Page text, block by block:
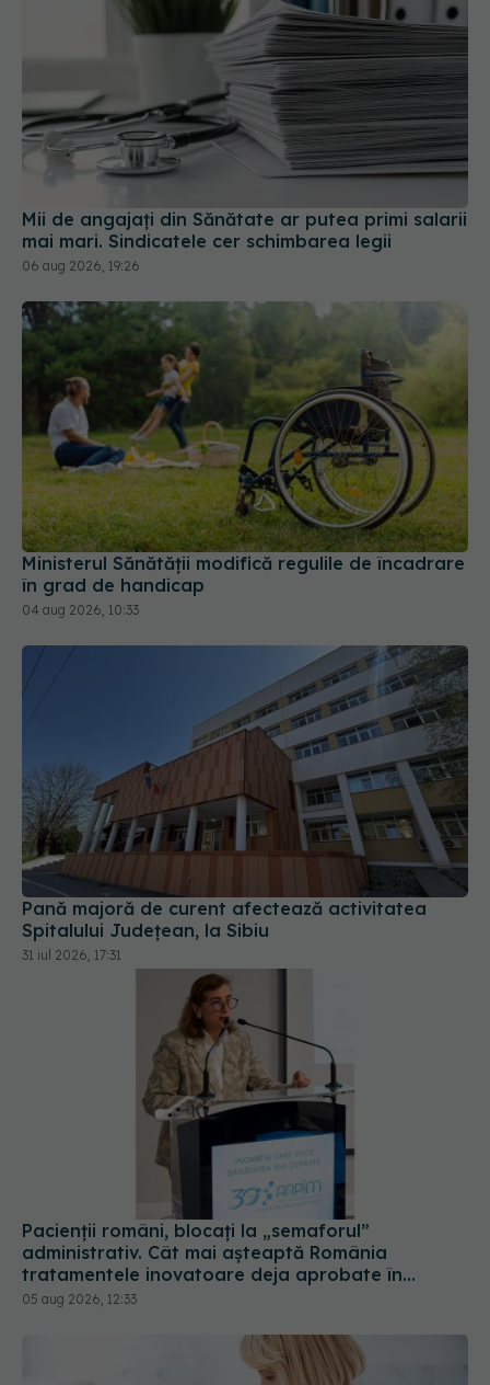
Mii de angajați din Sănătate ar putea primi salarii
mai mari. Sindicatele cer schimbarea legii
06 aug 2026, 19:26
Ministerul Sănătății modifică regulile de încadrare
în grad de handicap
04 aug 2026, 10:33
Pană majoră de curent afectează activitatea
Spitalului Județean, la Sibiu
31 iul 2026, 17:31
Pacienții români, blocați la „semaforul”
administrativ. Cât mai așteaptă România
tratamentele inovatoare deja aprobate în
Europa
05 aug 2026, 12:33